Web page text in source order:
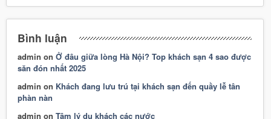
Bình luận
admin onỞ đâu giữa lòng Hà Nội? Top khách sạn 4 sao được
săn đón nhất 2025
admin on Khách đang lưu trú tại khách sạn đến quầy lễ tân
phàn nàn
admin onTâm lý du khách các nước